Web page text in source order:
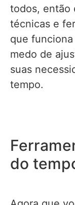
todos, então
técnicas e
que
medo de
suas
tempo.
do